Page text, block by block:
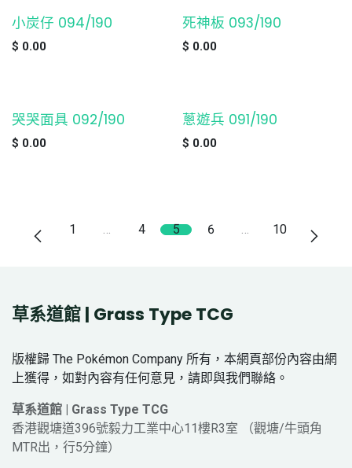
缺貨
小炭仔 094/190
$ 0.00
缺貨
死神板 093/190
$ 0.00
缺貨
哭哭面具 092/190
$ 0.00
缺貨
蔥遊兵 091/190
$ 0.00
1 4 5 6 10
草系道館 | Grass Type TCG
版權歸 The Pokémon Company 所有，本網頁部份內容由網
上獲得，如對內容有任何意見，請即與我們聯絡。
草系道館 | Grass Type TCG
香港觀塘道396號毅力工業中心11樓R3室 （觀塘/牛頭角
MTR出，行5分鐘）